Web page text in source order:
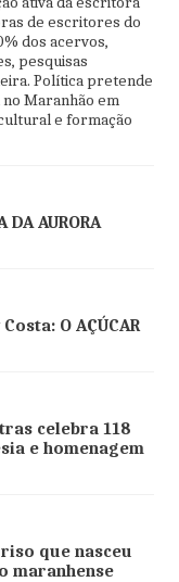
de escritores do
dos acervos,
pesquisas
Política pretende
Maranhão em
e formação
AURORA
O AÇÚCAR
celebra 118
e homenagem
que nasceu
maranhense